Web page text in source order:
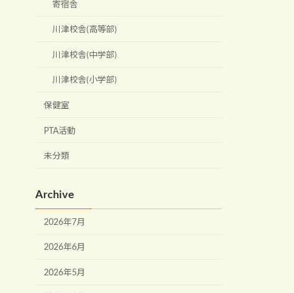
寄宿舎
川津校舎(高等部)
川津校舎(中学部)
川津校舎(小学部)
保健室
PTA活動
未分類
Archive
2026年7月
2026年6月
2026年5月